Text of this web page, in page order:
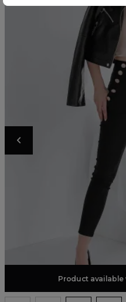
Add to
Product